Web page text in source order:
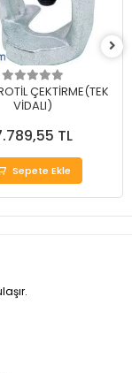
ÇEKTİRME(TEK
VİDALI)
TL
Sepete Ekle